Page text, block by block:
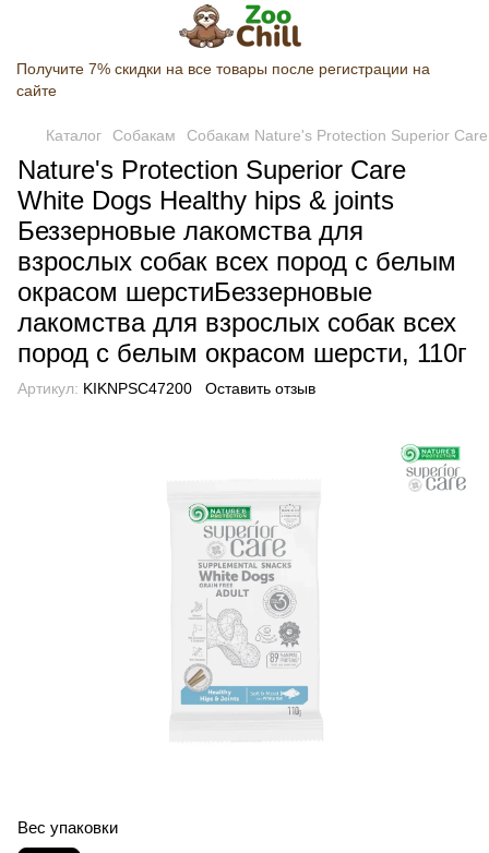
Получите 7% скидки на все товары после регистрации на
сайте
Каталог Собакам Собакам Nature's Protection Superior Care
Nature's Protection Superior Care
White Dogs Healthy hips & joints
Беззерновые лакомства для
взрослых собак всех пород с белым
окрасом шерстиБеззерновые
лакомства для взрослых собак всех
пород с белым окрасом шерсти, 110г
Артикул: KIKNPSC47200 Оставить отзыв
Вес упаковки